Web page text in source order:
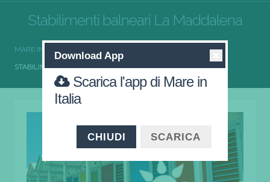
Stabilimenti balneari La Maddalena
MARE IN ITALIA
STABILIMENTI BALNEARI LA MADDALENA
Download App
Scarica l'app di Mare in
Italia
CHIUDI SCARICA